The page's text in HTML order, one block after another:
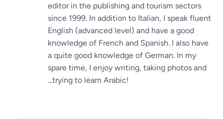
editor in the publishing and tourism sectors
since 1999. In addition to Italian, I speak fluent
English (advanced level) and have a good
knowledge of French and Spanish. I also have
a quite good knowledge of German. In my
spare time, I enjoy writing, taking photos and
...trying to learn Arabic!